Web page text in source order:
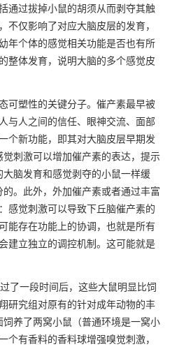
过拔掉小鼠的胡须从而剥夺其触
仅影响了对应大脑皮层的发育，
年个体的感觉相关功能是否也有所
整体发育，说明大脑的多个感觉皮
塑性的关键分子。催产素最早被
与人之间的信任、眼神交流、面部
个新功能，即其对大脑皮层早期发
刺激可以增加催产素的表达，提示
脑发育和感觉剥夺的小鼠一样缓
。此外，外加催产素或者通过丰富
感觉刺激可以导致下丘脑催产素的
能存在功能上的协调，也就是所有
建立独立的调控机制。这可能就是
了一段时间后，这些大鼠明显比饲
研究组对原有的针对成年动物的丰
养了两窝小鼠（普通环境是一窝小
有香料的香料球增强嗅觉刺激，